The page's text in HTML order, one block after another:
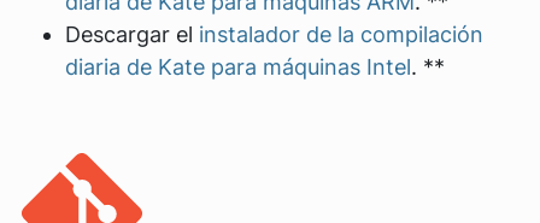
Descargar el instalador de la compilación
diaria de Kate para máquinas Intel. **